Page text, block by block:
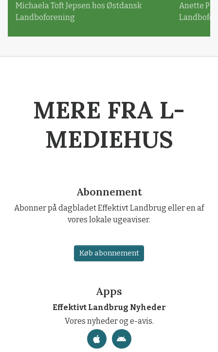
Michaela Toft Jepsen hos Østdansk
Landboforening
Anette
MERE FRA L-
MEDIEHUS
Abonnement
Abonner på dagbladet Effektivt Landbrug eller en af
vores lokale ugeaviser.
Køb abonnement
Apps
Effektivt Landbrug Nyheder
Vores nyheder og e-avis.